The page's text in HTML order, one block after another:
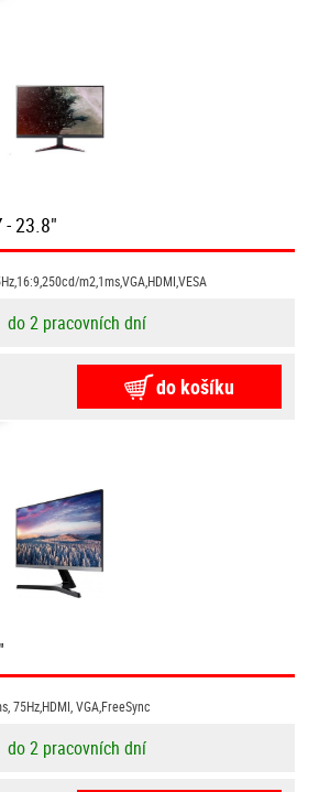
- 23.8"
m2,1ms,VGA,HDMI,VESA
do 2 pracovních dní
do košíku
75Hz,HDMI, VGA,FreeSync
do 2 pracovních dní